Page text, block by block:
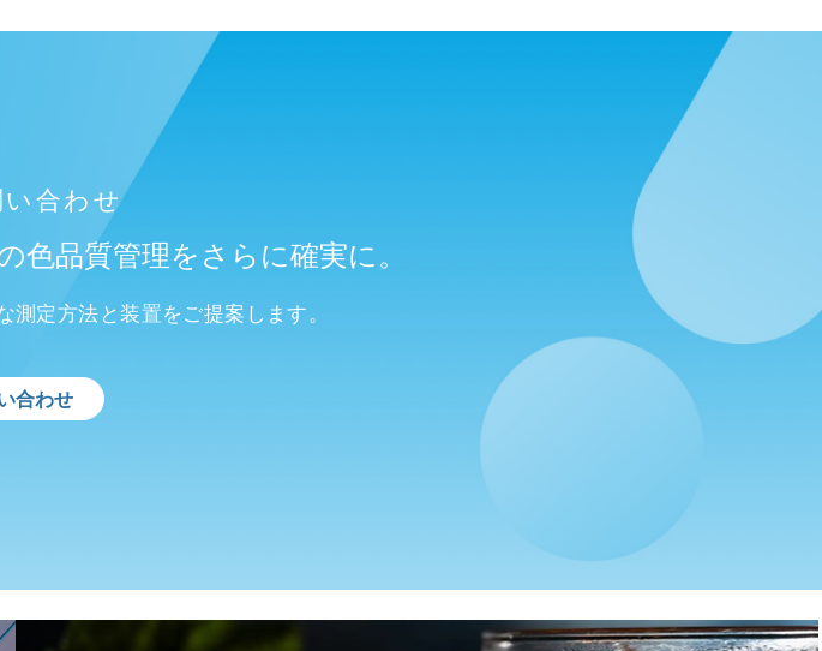
い合わせ
色品質管理をさらに確実に。
定方法と装置をご提案します。
合わせ